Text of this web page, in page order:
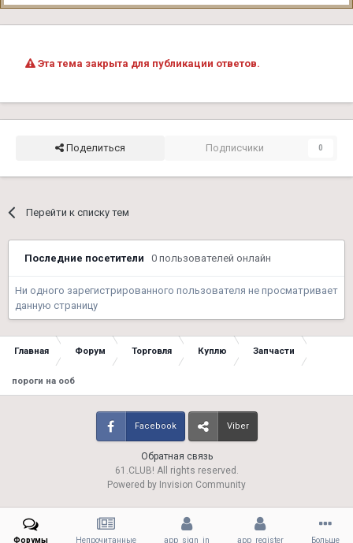
Эта тема закрыта для публикации ответов.
Поделиться Подписчики 0
Перейти к списку тем
Последние посетители 0 пользователей онлайн
Ни одного зарегистрированного пользователя не просматривает
данную страницу
Главная Форум Торговля Куплю Запчасти
пороги на ооб
Обратная связь
Facebook Viber
61.CLUB! All rights reserved.
Powered by Invision Community
Форумы Непрочитанные app_sign_in app_register Больше